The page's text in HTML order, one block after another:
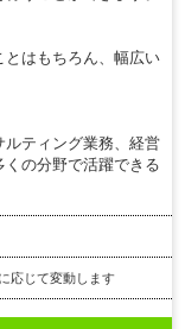
とはもちろん、幅広い
ティング業務、経営
の分野で活躍できる
応じて変動します